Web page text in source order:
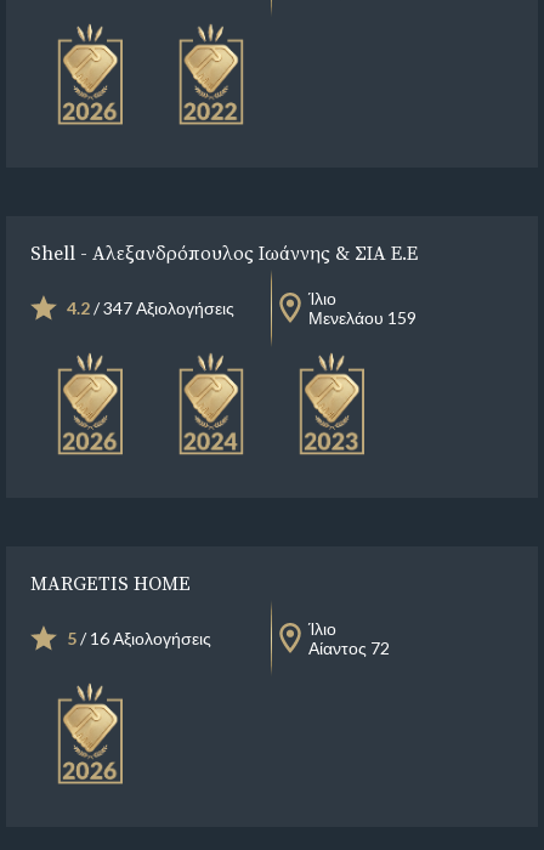
Shell - Αλεξανδρόπουλος Ιωάννης & ΣΙΑ Ε.Ε
4.2/ 347 Αξιολογήσεις
Ίλιο
Μενελάου 159
MARGETIS HOME
5/ 16 Αξιολογήσεις
Ίλιο
Αίαντος 72